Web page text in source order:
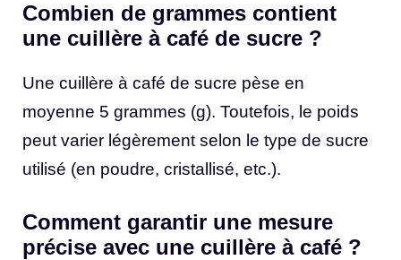
Combien de grammes contient
une cuillère à café de sucre ?
Une cuillère à café de sucre pèse en
moyenne 5 grammes (g). Toutefois, le poids
peut varier légèrement selon le type de sucre
utilisé (en poudre, cristallisé, etc.).
Comment garantir une mesure
précise avec une cuillère à café ?